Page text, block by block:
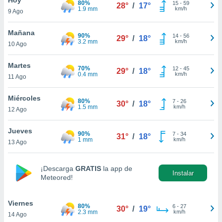
en
más
nuestra
de
aceptar
de
9 Ago
80%
1.9 mm
28° / 17° 15- 59
km/h
Mañana
10 Ago
90%
3.2 mm
29° / 18° 14- 56
km/h
Martes
11 Ago
70%
0.4 mm
29° / 18° 12- 45
km/h
Miércoles
12 Ago
80%
1.5 mm
30° / 18° 7- 26
km/h
Jueves
13 Ago
90%
1 mm
31° / 18° 7- 34
km/h
¡Descarga GRATIS la app de
Meteored!
Instalar
Viernes
14 Ago
80%
2.3 mm
30° / 19° 6- 27
km/h